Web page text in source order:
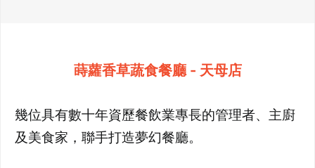
蒔蘿香草蔬食餐廳 - 天母店
幾位具有數十年資歷餐飲業專長的管理者、主廚
及美食家，聯手打造夢幻餐廳。